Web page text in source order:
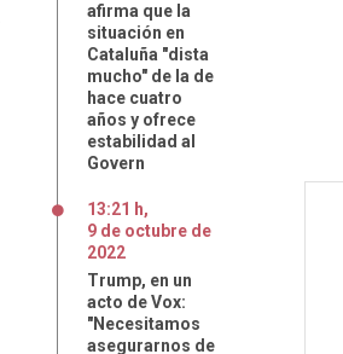
afirma que la
situación en
Cataluña "dista
mucho" de la de
hace cuatro
años y ofrece
estabilidad al
Govern
13:21 h,
9 de octubre de
2022
Trump, en un
acto de Vox:
"Necesitamos
asegurarnos de